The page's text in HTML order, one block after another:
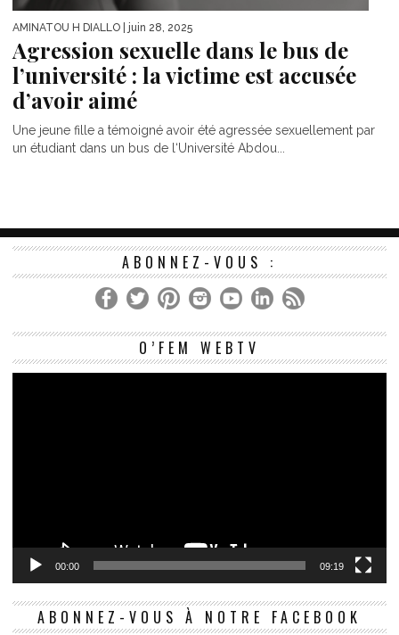
AMINATOU H DIALLO | juin 28, 2025
Agression sexuelle dans le bus de
l’université : la victime est accusée
d’avoir aimé
Une jeune fille a témoigné avoir été agressée sexuellement par
un étudiant dans un bus de l‘Université Abdou...
ABONNEZ-VOUS :
O’FEM WEBTV
00:00 09:19
ABONNEZ-VOUS À NOTRE FACEBOOK